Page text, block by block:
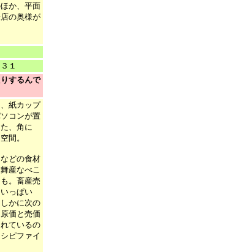
か、平面
の奥様が
１
するんで
紙カップ
コンが置
、角に
間。
どの食材
産なべこ
。 畜産売
っぱい
かに次の
価と売価
ているの
ピファイ